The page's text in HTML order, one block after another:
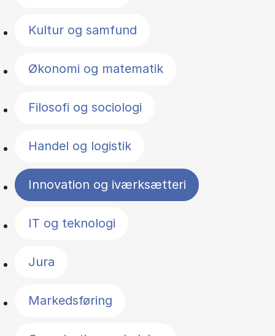
Kultur og samfund
Økonomi og matematik
Filosofi og sociologi
Handel og logistik
Innovation og iværksætteri
IT og teknologi
Jura
Markedsføring